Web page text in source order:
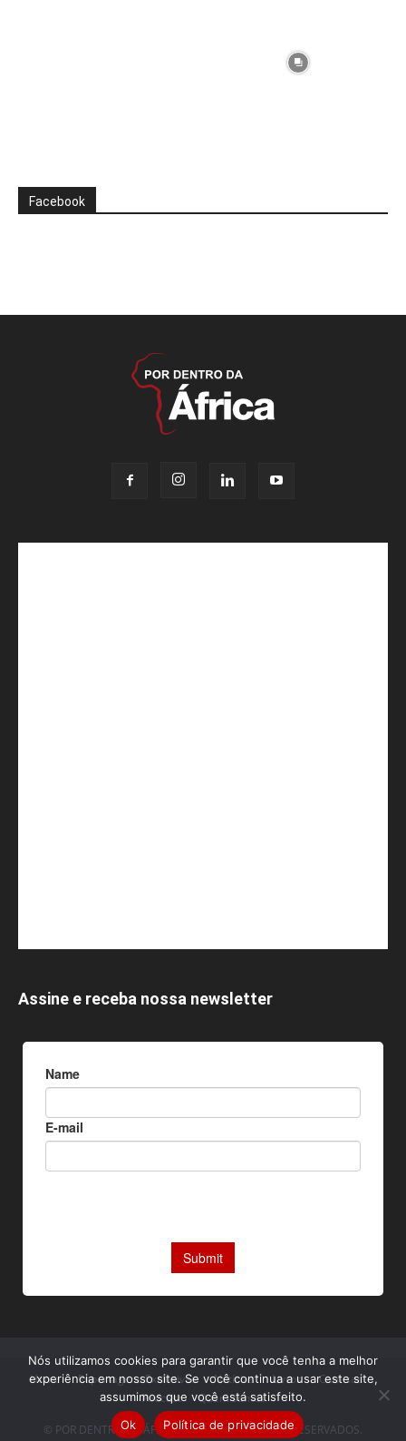
Facebook
Assine e receba nossa newsletter
Home Reportagens Exclusivas Notícias Livros
Camisas
Podcast
Quem somos
© POR DENTRO DA ÁFRICA. TODOS OS DIREITOS RESERVADOS.
Nós utilizamos cookies para garantir que você tenha a melhor
experiência em nosso site. Se você continua a usar este site,
assumimos que você está satisfeito.
Ok
Política de privacidade